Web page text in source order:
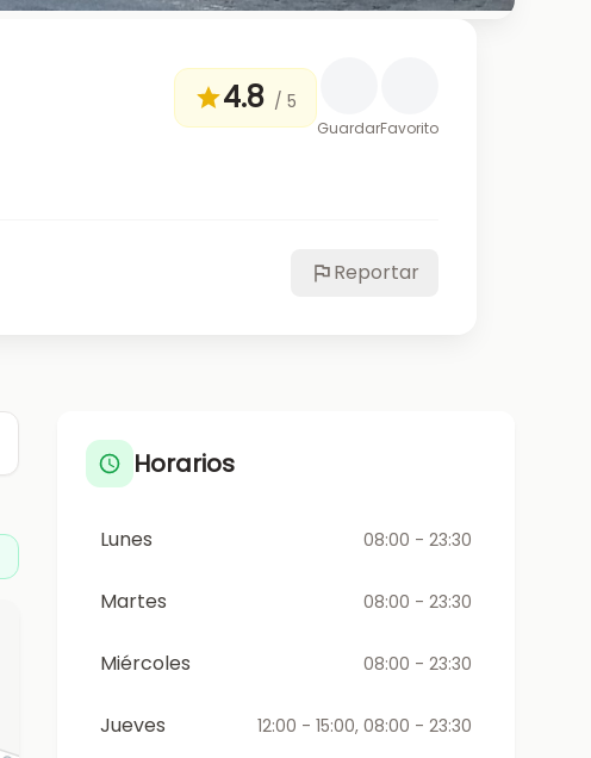
4.8 / 5
GuardarFavorito
Reportar
Horarios
Lunes 08:00 - 23:30
Martes 08:00 - 23:30
Miércoles 08:00 - 23:30
Jueves 12:00 - 15:00, 08:00 - 23:30